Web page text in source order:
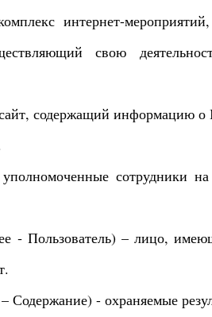
интернет-
свою
содержащий информацию
сотрудники
‑ Пользователь) – лицо,
Содержание) - охраняемые